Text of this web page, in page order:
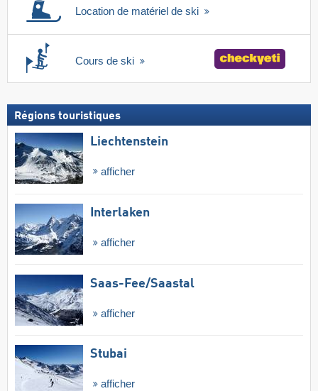
Location de matériel de ski
Cours de ski
Régions touristiques
Liechtenstein
afficher
Interlaken
afficher
Saas-Fee/​Saastal
afficher
Stubai
afficher